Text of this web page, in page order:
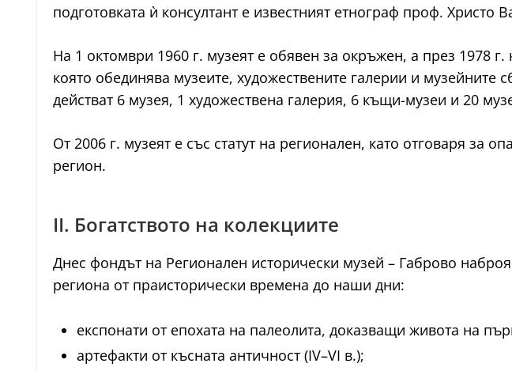
подготовката ѝ консултант е известният етнограф проф. Христо
На 1 октомври 1960 г. музеят е обявен за окръжен, а през 1978
която обединява музеите, художествените галерии и музейните
действат 6 музея, 1 художествена галерия, 6 къщи-музеи и 20
От 2006 г. музеят е със статут на регионален, като отговаря за
регион.
II. Богатството на колекциите
Днес фондът на Регионален исторически музей – Габрово
региона от праисторически времена до наши дни:
експонати от епохата на палеолита, доказващи живота на
артефакти от късната античност (IV–VI в.);